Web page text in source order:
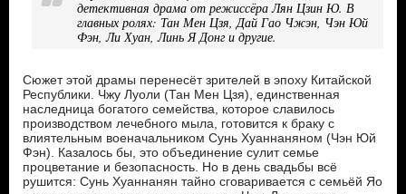
детективная драма от режиссёра Лян Цзин Ю. В
главных ролях: Тан Мен Цзя, Дай Гао Чжэн, Чэн Юй
Фэн, Ли Хуан, Линь Я Донг и другие.
Сюжет этой драмы перенесёт зрителей в эпоху Китайской
Республики. Чжу Луоли (Тан Мен Цзя), единственная
наследница богатого семейства, которое славилось
производством лечебного мыла, готовится к браку с
влиятельным военачальником Сунь Хуаннаняном (Чэн Юй
Фэн). Казалось бы, это объединение сулит семье
процветание и безопасность. Но в день свадьбы всё
рушится: Сунь Хуаннанян тайно сговаривается с семьёй Яо